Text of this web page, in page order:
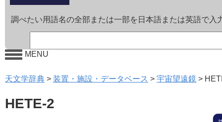
調べたい用語名の全部または一部を日本語または英語で入
MENU
天文学辞典 > 装置・施設・データベース > 宇宙望遠鏡 >
HETE-2